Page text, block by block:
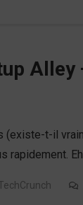
Alley
t-il
rapidement.